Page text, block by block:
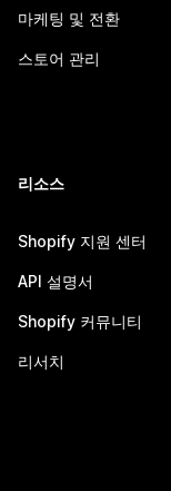
마케팅 및 전환
스토어 관리
리소스
Shopify 지원 센터
API 설명서
Shopify 커뮤니티
리서치